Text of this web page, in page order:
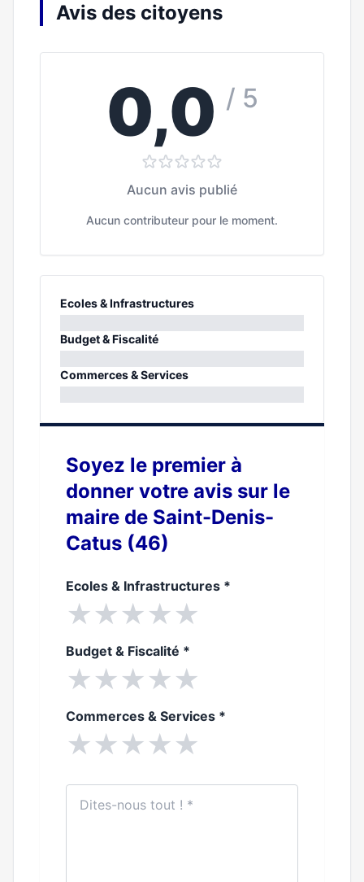
Avis des citoyens
0,0 / 5
Aucun avis publié
Aucun contributeur pour le moment.
Ecoles & Infrastructures
0%
Budget & Fiscalité
0%
Commerces & Services
Soyez le premier à
donner votre avis sur le
maire de Saint-Denis-
Catus (46)
Ecoles & Infrastructures *
★★★★★
Budget & Fiscalité *
★★★★★
Commerces & Services *
★★★★★